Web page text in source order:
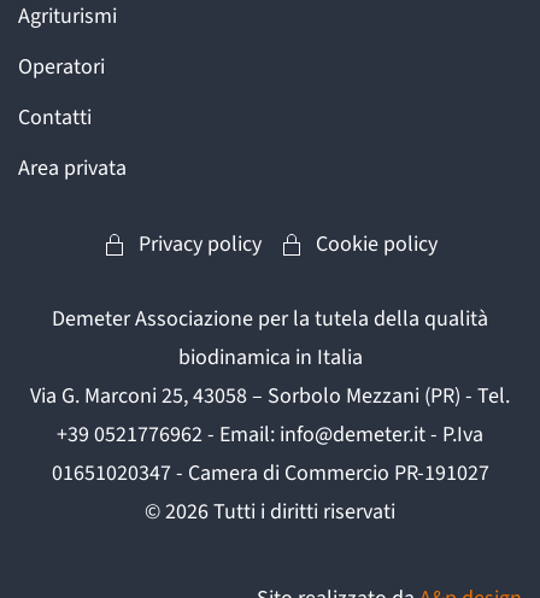
Agriturismi
Operatori
Contatti
Area privata
Privacy policy Cookie policy
Demeter Associazione per la tutela della qualità
biodinamica in Italia
Via G. Marconi 25, 43058 – Sorbolo Mezzani (PR) - Tel.
+39 0521776962 - Email: info@demeter.it - P.Iva
01651020347 - Camera di Commercio PR-191027
©2026Tutti i diritti riservati